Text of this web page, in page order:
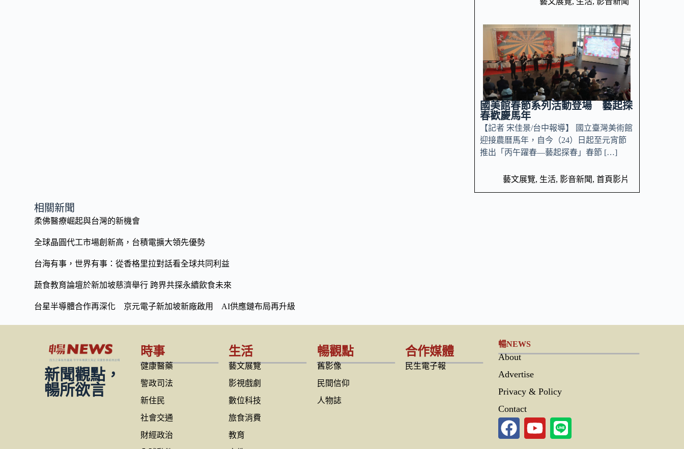
國美館春節系列活動登場 藝起探
春歡慶馬年
【記者 宋佳景/台中報導】 國立臺灣美術館
迎接農曆馬年，自今（24）日起至元宵節
推出「丙午躍春—藝起探春」春節 […]
藝文展覽, 生活, 影音新聞, 首頁影片
相關新聞
柔佛醫療崛起與台灣的新機會
全球晶圓代工市場創新高，台積電擴大領先優勢
台海有事，世界有事：從香格里拉對話看全球共同利益
蔬食教育論壇於新加坡慈濟舉行 跨界共探永續飲食未來
台星半導體合作再深化 京元電子新加坡新廠啟用 AI供應鏈布局再升級
新聞觀點，
暢所欲言
時事
健康醫藥
警政司法
新住民
社會交通
財經政治
生活
藝文展覽
影視戲劇
數位科技
旅食消費
教育
暢觀點
舊影像
民間信仰
人物誌
合作媒體
民生電子報
暢NEWS
About
Advertise
Privacy & Policy
Contact